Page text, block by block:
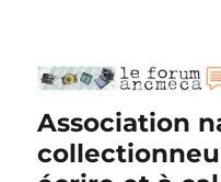
Association